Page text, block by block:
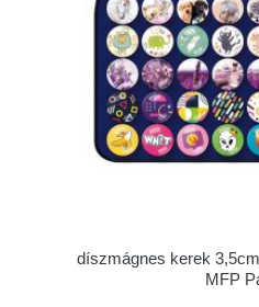
díszmágnes kerek
MFP